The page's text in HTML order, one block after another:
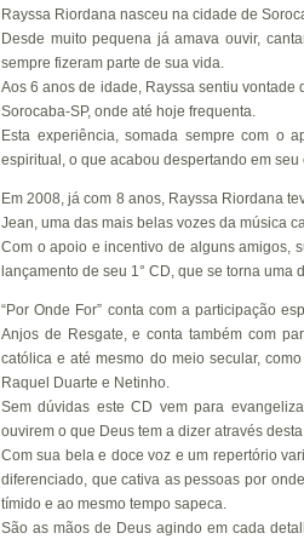
Rayssa Riordana nasceu na cidade de
Desde muito pequena já amava ouvir,
sempre fizeram parte de sua vida.
Aos 6 anos de idade, Rayssa sentiu
Sorocaba-SP, onde até hoje frequenta.
Esta experiência, somada sempre com o
espiritual, o que acabou despertando em
Em 2008, já com 8 anos, Rayssa Riordana
Jean, uma das mais belas vozes da música
Com o apoio e incentivo de alguns amigos,
lançamento de seu 1° CD, que se torna
“Por Onde For” conta com a participação
Anjos de Resgate, e conta também com
católica e até mesmo do meio secular,
Raquel Duarte e Netinho.
Sem dúvidas este CD vem para
ouvirem o que Deus tem a dizer através
Com sua bela e doce voz e um repertório
diferenciado, que cativa as pessoas por
tímido e ao mesmo tempo sapeca.
São as mãos de Deus agindo em cada